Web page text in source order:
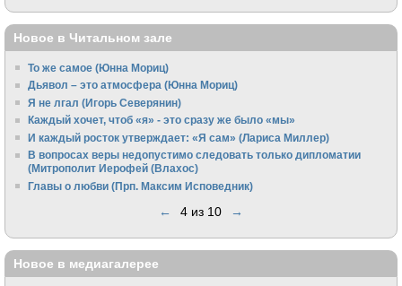
Новое в Читальном зале
То же самое (Юнна Мориц)
Дьявол – это атмосфера (Юнна Мориц)
Я не лгал (Игорь Северянин)
Каждый хочет, чтоб «я» - это сразу же было «мы»
И каждый росток утверждает: «Я сам» (Лариса Миллер)
В вопросах веры недопустимо следовать только дипломатии
(Митрополит Иерофей (Влахос)
Главы о любви (Прп. Максим Исповедник)
← 4 из 10 →
Новое в медиагалерее